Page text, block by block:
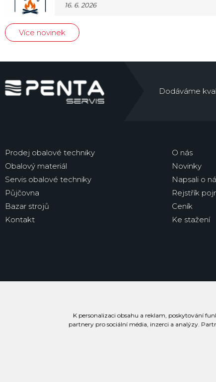
16. 6. 2026
Více novinek
Dodáváme
Prodej obalové techniky
Obalový materiál
Servis obalové techniky
Půjčovna
Bazar strojů
Kontakt
O nás
Novinky
Napsali o
Rejstřík
Ceník
Ke stažení
K personalizaci obsahu a reklam, poskytování
partnery pro sociální média, inzerci a analýzy.